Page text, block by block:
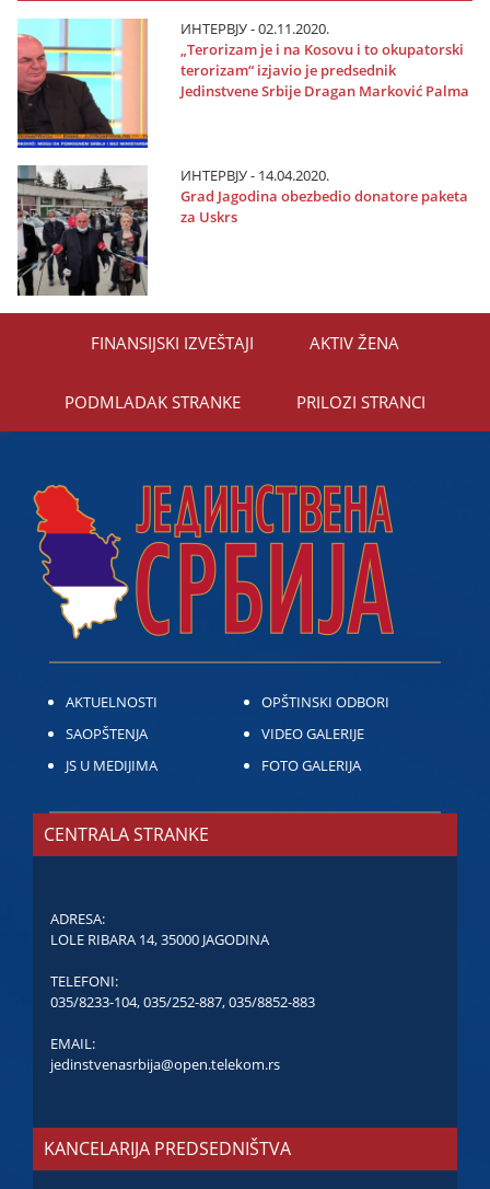
ИНТЕРВЈУ - 02.11.2020.
„Terorizam јe i na Kosovu i to okupatorski
terorizam“ izјavio јe predsednik
Јedinstvene Srbiјe Dragan Marković Palma
ИНТЕРВЈУ - 14.04.2020.
Grad Јagodina obezbedio donatore paketa
za Uskrs
FINANSIЈSKI IZVEŠTAЈI AKTIV ŽENA
PODMLADAK STRANKE PRILOZI STRANCI
AKTUELNOSTI
SAOPŠTENJA
JS U MEDIJIMA
OPŠTINSKI ODBORI
VIDEO GALERIJE
FOTO GALERIJA
CENTRALA STRANKE
ADRESA:
LOLE RIBARA 14, 35000 JAGODINA
TELEFONI:
035/8233-104,035/252-887,035/8852-883
EMAIL:
jedinstvenasrbija@open.telekom.rs
KANCELARIJA PREDSEDNIŠTVA